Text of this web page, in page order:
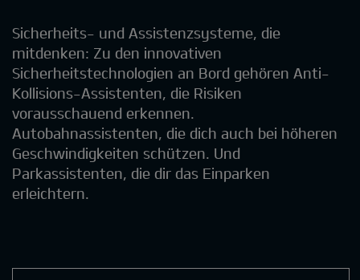
Sicherheits- und Assistenzsysteme, die
mitdenken: Zu den innovativen
Sicherheitstechnologien an Bord gehören Anti-
Kollisions-Assistenten, die Risiken
vorausschauend erkennen.
Autobahnassistenten, die dich auch bei höheren
Geschwindigkeiten schützen. Und
Parkassistenten, die dir das Einparken
erleichtern.